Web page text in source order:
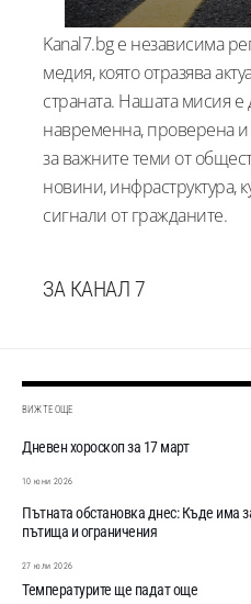
Kanal7.bg е независима
медия, която отразява
страната. Нашата мисия е
навременна, проверена
за важните теми от
новини, инфраструктура,
сигнали от гражданите.
ЗА КАНАЛ 7
ВИЖТЕ ОЩЕ
Дневен хороскоп за 17 март
10 юни 2026
Пътната обстановка днес: Къде има
пътища и ограничения
27 юли 2026
Температурите ще падат още